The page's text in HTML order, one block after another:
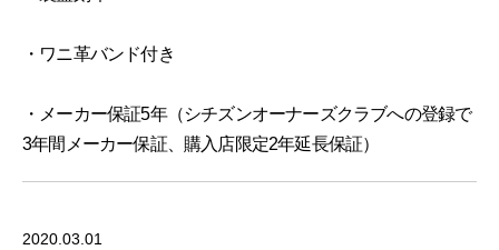
・ワニ革バンド付き
・メーカー保証5年（シチズンオーナーズクラブへの登録で
3年間メーカー保証、購入店限定2年延長保証）
2020.03.01